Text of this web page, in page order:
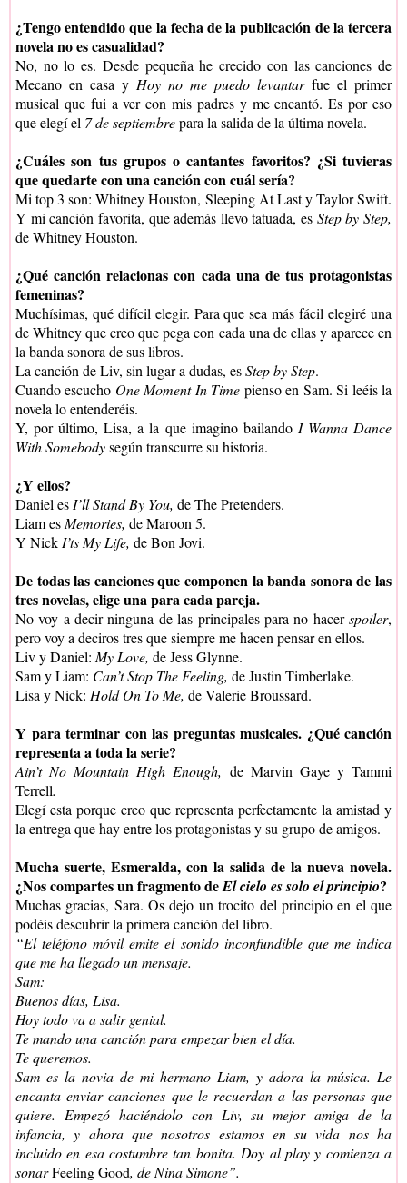
¿Tengo entendido que la fecha de la publicación de la tercera
novela no es casualidad?
No, no lo es. Desde pequeña he crecido con las canciones de
Mecano en casa y Hoy no me puedo levantarfue el primer
musical que fui a ver con mis padres y me encantó. Es por eso
que elegí el 7 de septiembrepara la salida de la última novela.
¿Cuáles son tus grupos o cantantes favoritos? ¿Si tuvieras
que quedarte con una canción con cuál sería?
Mi top 3 son: Whitney Houston, Sleeping At Last y Taylor Swift.
Y mi canción favorita, que además llevo tatuada, es Step by Step,
de Whitney Houston.
¿Qué canción relacionas con cada una de tus protagonistas
femeninas?
Muchísimas, qué difícil elegir. Para que sea más fácil elegiré una
de Whitney que creo que pega con cada una de ellas y aparece en
la banda sonora de sus libros.
La canción de Liv, sin lugar a dudas, esStep by Step.
Cuando escucho One Moment In Time pienso en Sam. Si leéis la
novela lo entenderéis.
Y, por último, Lisa, a la que imagino bailando I Wanna Dance
With Somebodysegún transcurre su historia.
¿Y ellos?
Daniel esI’ll Stand By You, de The Pretenders.
Liam esMemories, de Maroon 5.
Y NickI’ts My Life, de Bon Jovi.
De todas las canciones que componen la banda sonora de las
tres novelas, elige una para cada pareja.
No voy a decir ninguna de las principales para no hacerspoiler,
pero voy a deciros tres que siempre me hacen pensar en ellos.
Liv y Daniel:My Love, de Jess Glynne.
Sam y Liam: Can’t Stop The Feeling, de Justin Timberlake.
Lisa y Nick: Hold On To Me, de Valerie Broussard.
Y para terminar con las preguntas musicales. ¿Qué canción
representa a toda la serie?
Ain’t No Mountain High Enough, de Marvin Gaye y Tammi
Terrell.
Elegí esta porque creo que representa perfectamente la amistad y
la entrega que hay entre los protagonistas y su grupo de amigos.
Mucha suerte, Esmeralda, con la salida de la nueva novela.
¿Nos compartes un fragmento deEl cielo es solo el principio?
Muchas gracias, Sara. Os dejo un trocito del principio en el que
podéis descubrir la primera canción del libro.
“El teléfono móvil emite el sonido inconfundible que me indica
que me ha llegado un mensaje.
Sam:
Buenos días, Lisa.
Hoy todo va a salir genial.
Te mando una canción para empezar bien el día.
Te queremos.
Sam es la novia de mi hermano Liam, y adora la música. Le
encanta enviar canciones que le recuerdan a las personas que
quiere. Empezó haciéndolo con Liv, su mejor amiga de la
infancia, y ahora que nosotros estamos en su vida nos ha
incluido en esa costumbre tan bonita. Doy al play y comienza a
sonarFeeling Good, de Nina Simone”.